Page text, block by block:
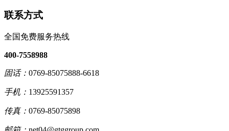
联系方式
全国免费服务热线
400-7558988
固话： 0769-85075888-6618
手机： 13925591357
传真： 0769-85075898